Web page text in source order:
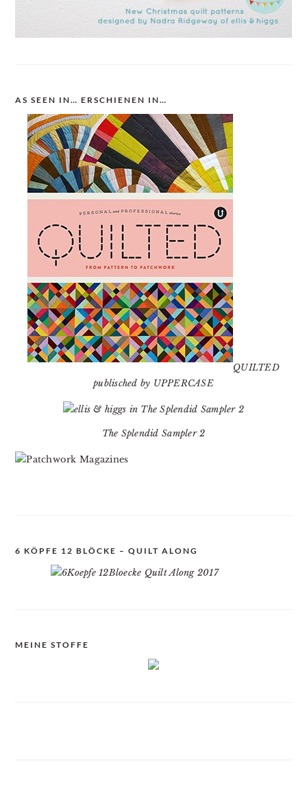
AS SEEN IN… ERSCHIENEN IN…
QUILTED
publisched by UPPERCASE
The Splendid Sampler 2
6 KÖPFE 12 BLÖCKE – QUILT ALONG
MEINE STOFFE